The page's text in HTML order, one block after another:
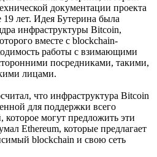
документации проекта
лет. Идея Бутерина была
инфраструктуры Bitcoin,
вместе с blockchain-
работы с взимающими
посредниками, такими,
лицами.
что инфраструктура Bitcoin
для поддержки всего
могут предложить эти
Ethereum, которые предлагает
blockchain и свою сеть